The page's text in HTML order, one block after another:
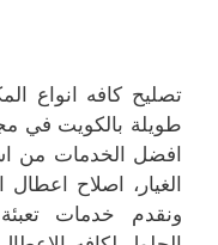
تصليح كافه انواع
طويلة بالكويت في
افضل الخدمات من
الغيار، اصلاح
ونقدم خدمات